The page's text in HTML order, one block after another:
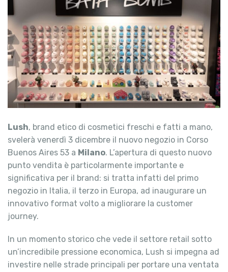
Lush, brand etico di cosmetici freschi e fatti a mano,
svelerà venerdì 3 dicembre il nuovo negozio in Corso
Buenos Aires 53 a Milano. L’apertura di questo nuovo
punto vendita è particolarmente importante e
significativa per il brand: si tratta infatti del primo
negozio in Italia, il terzo in Europa, ad inaugurare un
innovativo format volto a migliorare la customer
journey.
In un momento storico che vede il settore retail sotto
un’incredibile pressione economica, Lush si impegna ad
investire nelle strade principali per portare una ventata